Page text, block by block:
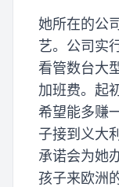
她所在的公
艺。公司实
看管数台大
加班费。起
希望能多赚
子接到义大
承诺会为她
孩子来欧洲